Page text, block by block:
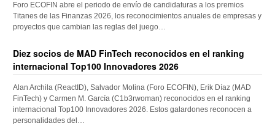
Foro ECOFIN abre el periodo de envío de candidaturas a los premios
Titanes de las Finanzas 2026, los reconocimientos anuales de empresas y
proyectos que cambian las reglas del juego…
Diez socios de MAD FinTech reconocidos en el ranking
internacional Top100 Innovadores 2026
Alan Archila (ReactID), Salvador Molina (Foro ECOFIN), Erik Díaz (MAD
FinTech) y Carmen M. García (C1b3rwoman) reconocidos en el ranking
internacional Top100 Innovadores 2026. Estos galardones reconocen a
personalidades del…